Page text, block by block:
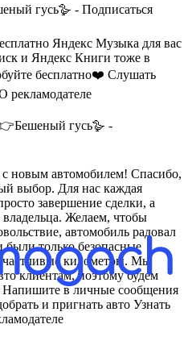
гусь🪿 - Подписаться
Яндекс Музыка для вас
и Яндекс Книги тоже в
бесплатно❤️ Слушать
рекламодателе
гусь🪿 -
новым автомобилем! Спасибо,
выбор. Для нас каждая
завершение сделки, а
Желаем, чтобы
автомобиль радовал
были только безопасные
километры. Мы
клиентам, поэтому будем
Напишите в личные сообщения
и пригнать авто Узнать